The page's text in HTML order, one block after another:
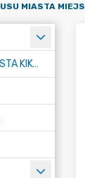
BUDŻET OBYWATELSKI DLA MIASTA KIKÓŁ